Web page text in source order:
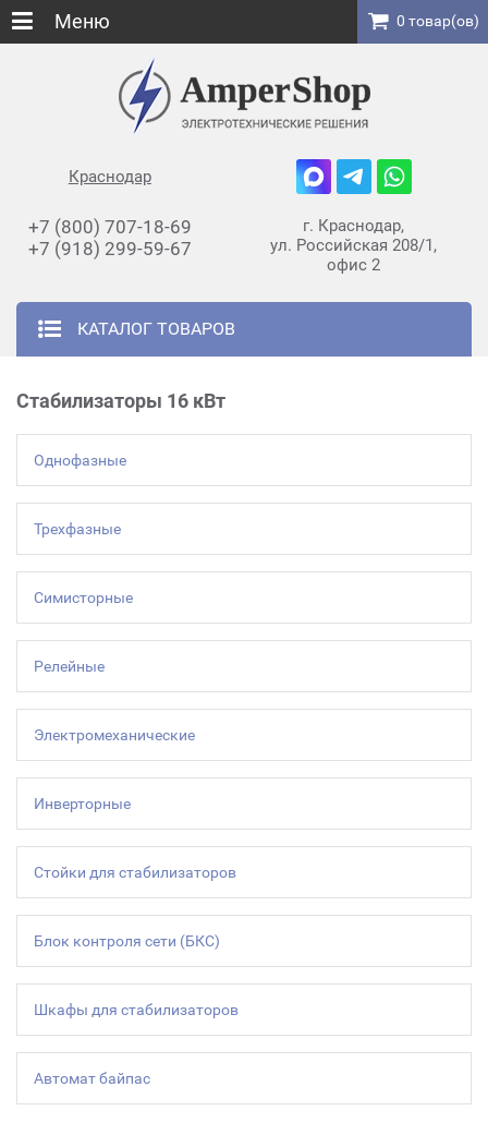
Краснодар
+7 (800) 707-18-69
+7 (918) 299-59-67
г. Краснодар,
ул. Российская 208/1,
офис 2
КАТАЛОГ ТОВАРОВ
Меню 0 товар(ов)
Стабилизаторы 16 кВт
Однофазные
Трехфазные
Симисторные
Релейные
Электромеханические
Инверторные
Стойки для стабилизаторов
Блок контроля сети (БКС)
Шкафы для стабилизаторов
Автомат байпас